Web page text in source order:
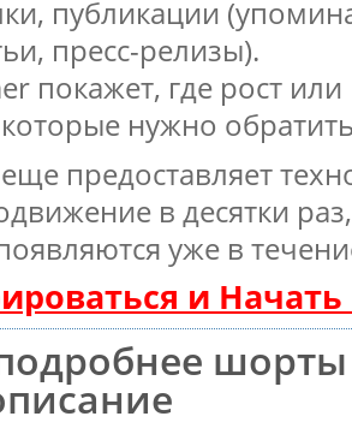
публикации
пресс-релизы).
покажет, где рост или
нужно
предоставляет
в десятки
уже в
и